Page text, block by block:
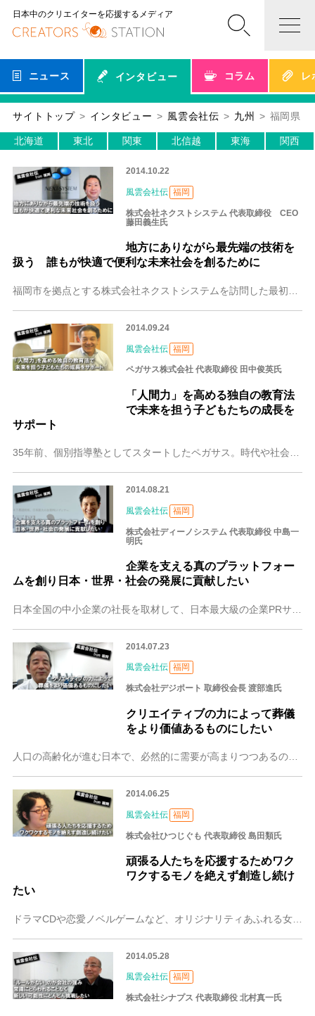
日本中のクリエイターを応援するメディア
ニュース インタビュー コラム レ
サイトトップ インタビュー 風雲会社伝 九州 福岡県
北海道 東北 関東 北信越 東海 関西
2014.10.22
風雲会社伝 福岡
株式会社ネクストシステム 代表取締役 CEO
藤田義生氏
地方にありながら最先端の技術を
扱う 誰もが快適で便利な未来社会を創るために
2014.09.24
風雲会社伝 福岡
ペガサス株式会社 代表取締役 田中俊英氏
「人間力」を高める独自の教育法
で未来を担う子どもたちの成長を
サポート
35年前、個別指導塾としてスタートしたペガサス。時代や社会のニーズを的確にキャッチして、塾のフランチャイズやパソコン学習の導入などにいち早く取り組み、今や全国に
2014.08.21
風雲会社伝 福岡
株式会社ディーノシステム 代表取締役 中島一
明氏
企業を支える真のプラットフォー
ムを創り日本・世界・社会の発展に貢献したい
2014.07.23
風雲会社伝 福岡
株式会社デジポート 取締役会長 渡部進氏
クリエイティブの力によって葬儀
をより価値あるものにしたい
人口の高齢化が進む日本で、必然的に需要が高まりつつあるのが葬儀ビジネス。 静かな盛り上がりを見せている葬儀ビジネス業界に、クリエイティブという新風を吹き込んでい
2014.06.25
風雲会社伝 福岡
株式会社ひつじぐも 代表取締役 島田類氏
頑張る人たちを応援するためワク
ワクするモノを絶えず創造し続け
たい
ドラマCDや恋愛ノベルゲームなど、オリジナリティあふれる女性向けコンテンツを開発している株式会社ひつじぐも。設立から3年半ながら、数々のヒット作を世に送り出して
2014.05.28
風雲会社伝 福岡
株式会社シナプス 代表取締役 北村真一氏